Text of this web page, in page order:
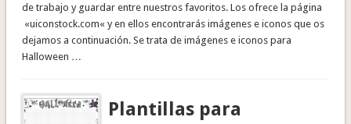
de trabajo y guardar entre nuestros favoritos. Los ofrece la página
«uiconstock.com« y en ellos encontrarás imágenes e iconos que os
dejamos a continuación. Se trata de imágenes e iconos para
Halloween …
Plantillas para